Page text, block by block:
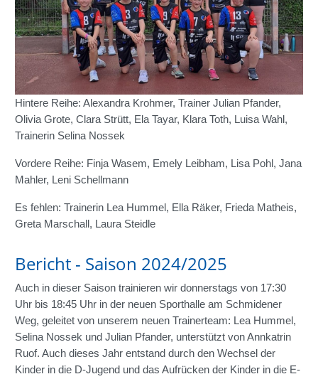
Hintere Reihe: Alexandra Krohmer, Trainer Julian Pfander,
Olivia Grote, Clara Strütt, Ela Tayar, Klara Toth, Luisa Wahl,
Trainerin Selina Nossek
Vordere Reihe: Finja Wasem, Emely Leibham, Lisa Pohl, Jana
Mahler, Leni Schellmann
Es fehlen: Trainerin Lea Hummel, Ella Räker, Frieda Matheis,
Greta Marschall, Laura Steidle
Bericht - Saison 2024/2025
Auch in dieser Saison trainieren wir donnerstags von 17:30
Uhr bis 18:45 Uhr in der neuen Sporthalle am Schmidener
Weg, geleitet von unserem neuen Trainerteam: Lea Hummel,
Selina Nossek und Julian Pfander, unterstützt von Annkatrin
Ruof. Auch dieses Jahr entstand durch den Wechsel der
Kinder in die D-Jugend und das Aufrücken der Kinder in die E-